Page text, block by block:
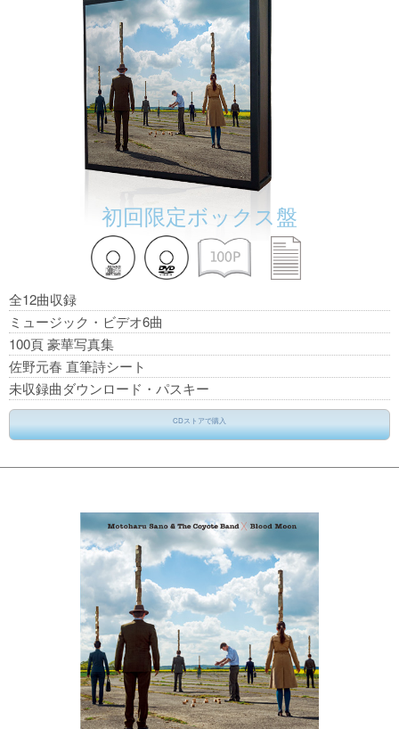
初回限定ボックス盤
全12曲収録
ミュージック・ビデオ6曲
100頁 豪華写真集
佐野元春 直筆詩シート
未収録曲ダウンロード・パスキー
CDストアで購入
タワーレコード HMV